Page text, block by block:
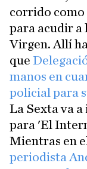
corrido
para acudir a
Virgen. Allí
que
manos en
policial para
La Sexta va
para 'El
Mientras en
periodista